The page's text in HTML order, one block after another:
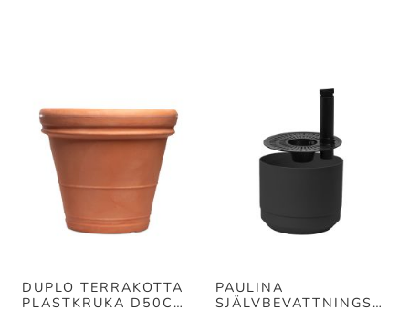
DUPLO TERRAKOTTA
PLASTKRUKA D50CM
PAULINA
SJÄLVBEVATTNINGSK